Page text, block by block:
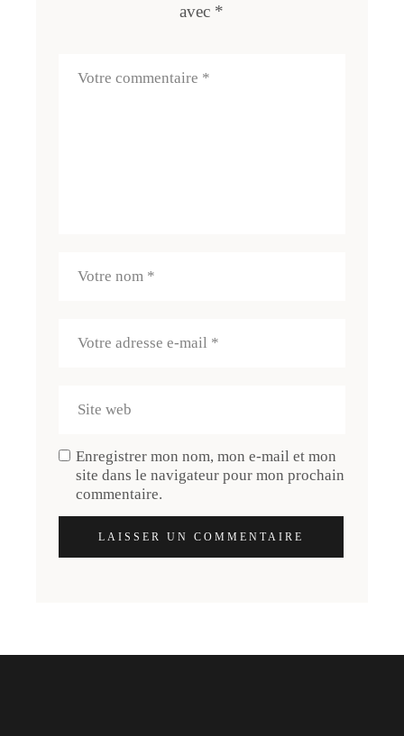
avec *
Enregistrer mon nom, mon e-mail et mon
site dans le navigateur pour mon prochain
commentaire.
LAISSER UN COMMENTAIRE